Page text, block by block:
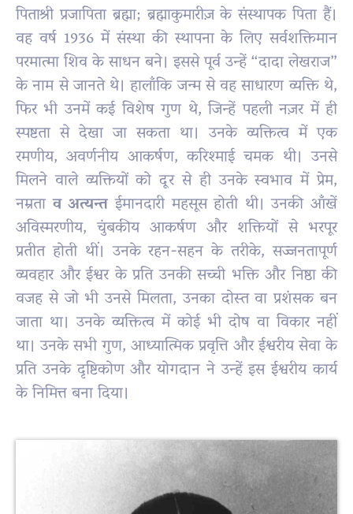
पिताश्री प्रजापिता ब्रह्मा; ब्रह्माकुमारीज़ के संस्थापक पिता हैं।
वह वर्ष 1936 में संस्था की स्थापना के लिए सर्वशक्तिमान
परमात्मा शिव के साधन बने। इससे पूर्व उन्हें “दादा लेखराज”
के नाम से जानते थे। हालाँकि जन्म से वह साधारण व्यक्ति थे,
फिर भी उनमें कई विशेष गुण थे, जिन्हें पहली नज़र में ही
स्पष्टता से देखा जा सकता था। उनके व्यक्तित्व में एक
रमणीय, अवर्णनीय आकर्षण, करिश्माई चमक थी। उनसे
मिलने वाले व्यक्तियों को दूर से ही उनके स्वभाव में प्रेम,
नम्रताव अत्यन्त ईमानदारी महसूस होती थी। उनकी आँखें
अविस्मरणीय, चुंबकीय आकर्षण और शक्तियों से भरपूर
प्रतीत होती थीं। उनके रहन-सहन के तरीके, सज्जनतापूर्ण
व्यवहार और ईश्वर के प्रति उनकी सच्ची भक्ति और निष्ठा की
वजह से जो भी उनसे मिलता, उनका दोस्त वा प्रशंसक बन
जाता था। उनके व्यक्तित्व में कोई भी दोष वा विकार नहीं
था। उनके सभी गुण, आध्यात्मिक प्रवृत्ति और ईश्वरीय सेवा के
प्रति उनके दृष्टिकोण और योगदान ने उन्हें इस ईश्वरीय कार्य
के निमित्त बना दिया।